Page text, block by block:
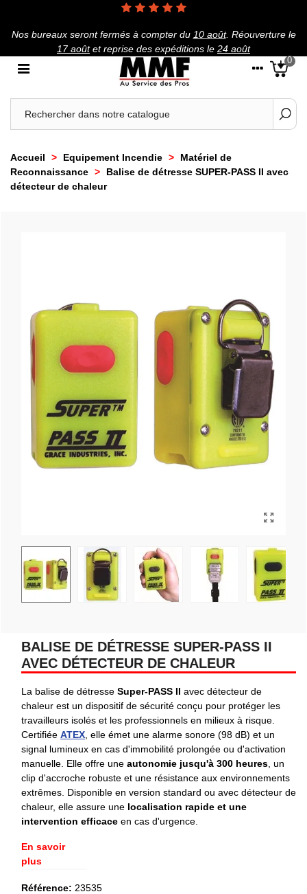
Nos bureaux seront fermés à compter du 10 août. Réouverture le
17 aoûtet reprise des expéditions le 24 août
0
Accueil > Equipement Incendie >
Matériel de
Reconnaissance >
Balise de détresse SUPER-PASS II avec
détecteur de chaleur
BALISE DE DÉTRESSE SUPER-PASS II
AVEC DÉTECTEUR DE CHALEUR
La balise de détresse Super-PASS II avec détecteur de
chaleur est un dispositif de sécurité conçu pour protéger les
travailleurs isolés et les professionnels en milieux à risque.
Certifiée ATEX , elle émet une alarme sonore (98 dB) et un
signal lumineux en cas d'immobilité prolongée ou d'activation
manuelle. Elle offre une autonomie jusqu'à 300 heures , un
clip d'accroche robuste et une résistance aux environnements
extrêmes. Disponible en version standard ou avec détecteur de
chaleur, elle assure une localisation rapide et une
intervention efficace en cas d'urgence.
En savoir
plus
Référence: 23535